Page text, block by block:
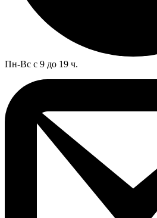
Пн-Вс с 9 до 19 ч.